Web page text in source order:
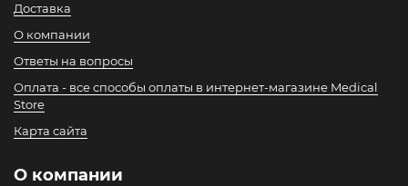
Доставка
О компании
Ответы на вопросы
Оплата - все способы оплаты в интернет-магазине Medical
Store
Карта сайта
О компании